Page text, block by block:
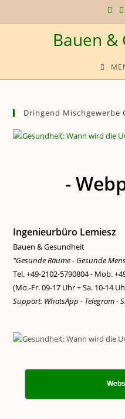
Inhalt
Bauen &
Dringend Mischgewerbe
-
Ingenieurbüro Lemiesz
Bauen & Gesundheit
"Gesunde Räume - Gesunde
Tel. +49-2102-5790804 - Mob.
(Mo.-Fr. 09-17 Uhr + Sa. 10-14
Support: WhatsApp - Telegram -